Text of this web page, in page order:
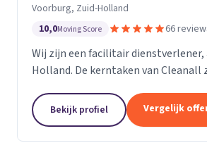
Voorburg, Zuid-Holland
10,0Moving Score 66
Wij zijn een facilitair dienstverlener,
Holland. De kerntaken van Cleanall
wij aanbieden in particulieren en
omgevingen....
Bekijk profiel Vergelijk